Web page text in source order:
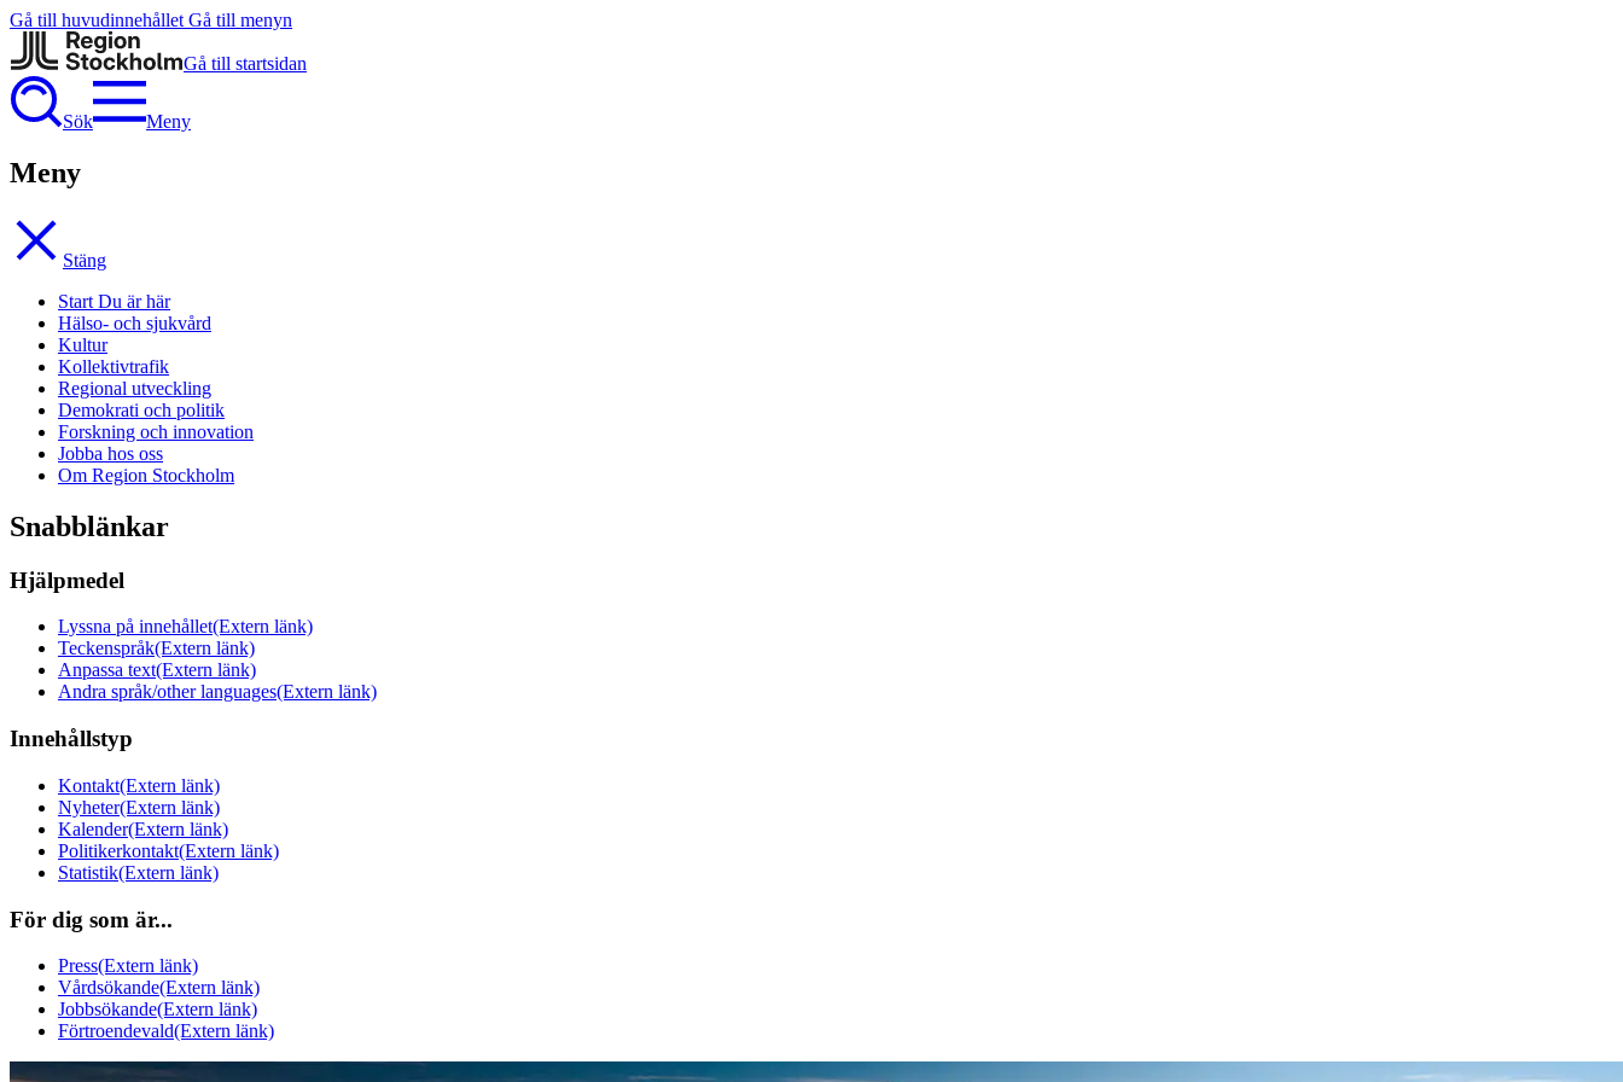
Gå till huvudinnehållet Gå till menyn
Gå till startsidan
Sök Meny
Meny
Stäng
Start Du är här
Hälso- och sjukvård
Kultur
Kollektivtrafik
Regional utveckling
Demokrati och politik
Forskning och innovation
Jobba hos oss
Om Region Stockholm
Snabblänkar
Hjälpmedel
Lyssna på innehållet(Extern länk)
Teckenspråk(Extern länk)
Anpassa text(Extern länk)
Andra språk/other languages(Extern länk)
Innehållstyp
Kontakt(Extern länk)
Nyheter(Extern länk)
Kalender(Extern länk)
Politikerkontakt(Extern länk)
Statistik(Extern länk)
För dig som är...
Press(Extern länk)
Vårdsökande(Extern länk)
Jobbsökande(Extern länk)
Förtroendevald(Extern länk)